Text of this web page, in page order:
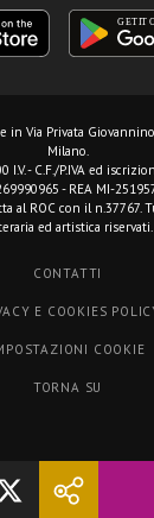
in Via Privata
Milano.
- C.F./P.IVA ed
- REA MI-
al ROC con il
ed artistica riservati.
CONTATTI
E COOKIES
COOKIE
TORNA SU